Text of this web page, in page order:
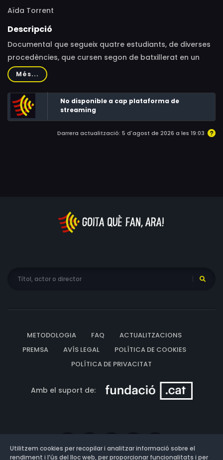
Aïda Torrent
Descripció
Documental que segueix quatre estudiants, de diverses
procedències, que cursen segon de batxillerat en un
institut del Raval. Durant un any i mig, la càmera ha
seguit els protagonistes en la seva vida quotidiana.
Més...
No disponible a cap plataforma de
streaming
Darrera actualització: 5 d'agost de 2026 a les 19:03
METODOLOGIA FAQ
ACTUALITZACIONS
PREMSA
AVÍS LEGAL
POLÍTICA DE COOKIES
POLÍTICA DE PRIVACITAT
Amb el suport de:
Utilitzem cookies per recopilar i analitzar informació sobre el
rendiment i l’ús del lloc web, per proporcionar funcionalitats i per